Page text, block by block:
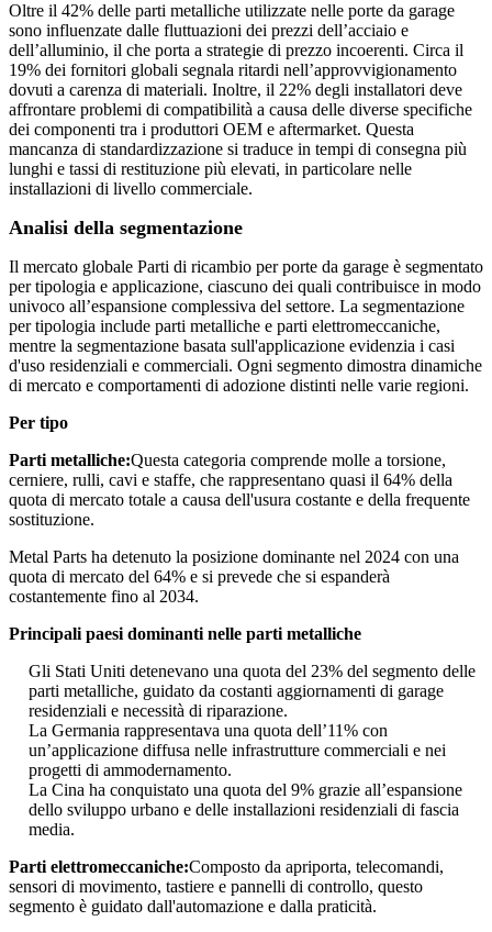
Oltre il 42% delle parti metalliche utilizzate nelle porte da garage
sono influenzate dalle fluttuazioni dei prezzi dell’acciaio e
dell’alluminio, il che porta a strategie di prezzo incoerenti. Circa il
19% dei fornitori globali segnala ritardi nell’approvvigionamento
dovuti a carenza di materiali. Inoltre, il 22% degli installatori deve
affrontare problemi di compatibilità a causa delle diverse specifiche
dei componenti tra i produttori OEM e aftermarket. Questa
mancanza di standardizzazione si traduce in tempi di consegna più
lunghi e tassi di restituzione più elevati, in particolare nelle
installazioni di livello commerciale.
Analisi della segmentazione
Il mercato globale Parti di ricambio per porte da garage è segmentato
per tipologia e applicazione, ciascuno dei quali contribuisce in modo
univoco all’espansione complessiva del settore. La segmentazione
per tipologia include parti metalliche e parti elettromeccaniche,
mentre la segmentazione basata sull'applicazione evidenzia i casi
d'uso residenziali e commerciali. Ogni segmento dimostra dinamiche
di mercato e comportamenti di adozione distinti nelle varie regioni.
Per tipo
Parti metalliche:Questa categoria comprende molle a torsione,
cerniere, rulli, cavi e staffe, che rappresentano quasi il 64% della
quota di mercato totale a causa dell'usura costante e della frequente
sostituzione.
Metal Parts ha detenuto la posizione dominante nel 2024 con una
quota di mercato del 64% e si prevede che si espanderà
costantemente fino al 2034.
Principali paesi dominanti nelle parti metalliche
Gli Stati Uniti detenevano una quota del 23% del segmento delle
parti metalliche, guidato da costanti aggiornamenti di garage
residenziali e necessità di riparazione.
La Germania rappresentava una quota dell’11% con
un’applicazione diffusa nelle infrastrutture commerciali e nei
progetti di ammodernamento.
La Cina ha conquistato una quota del 9% grazie all’espansione
dello sviluppo urbano e delle installazioni residenziali di fascia
media.
Parti elettromeccaniche:Composto da apriporta, telecomandi,
sensori di movimento, tastiere e pannelli di controllo, questo
segmento è guidato dall'automazione e dalla praticità.